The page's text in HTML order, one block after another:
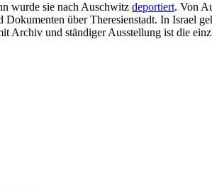
wurde sie nach Auschwitz deportiert. Von
über Theresienstadt. In Israel
Archiv und ständiger Ausstellung ist die